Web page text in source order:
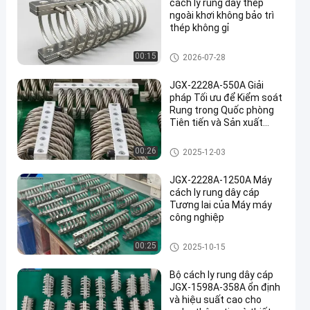
00:15
cách ly rung dây thép
ngoài khơi không bảo trì
thép không gỉ
Máy cách ly rung dây thừng
2026-07-28
00:26
JGX-2228A-550A Giải
pháp Tối ưu để Kiểm soát
Rung trong Quốc phòng
Tiên tiến và Sản xuất
Máy cách ly rung dây thừng
2025-12-03
00:25
JGX-2228A-1250A Máy
cách ly rung dây cáp
Tương lai của Máy máy
công nghiệp
Máy cách ly rung dây thừng
2025-10-15
Bộ cách ly rung dây cáp
JGX-1598A-358A ổn định
và hiệu suất cao cho